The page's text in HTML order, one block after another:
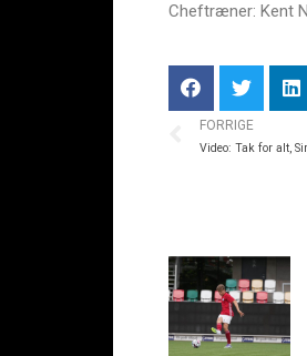
Cheftræner: Kent
FORRIGE
Video: Tak for alt,